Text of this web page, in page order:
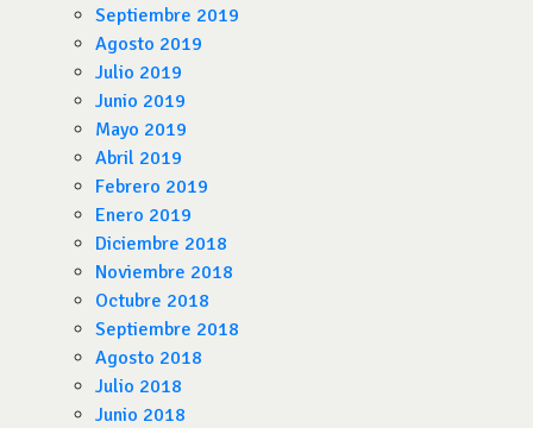
Septiembre 2019
Agosto 2019
Julio 2019
Junio 2019
Mayo 2019
Abril 2019
Febrero 2019
Enero 2019
Diciembre 2018
Noviembre 2018
Octubre 2018
Septiembre 2018
Agosto 2018
Julio 2018
Junio 2018